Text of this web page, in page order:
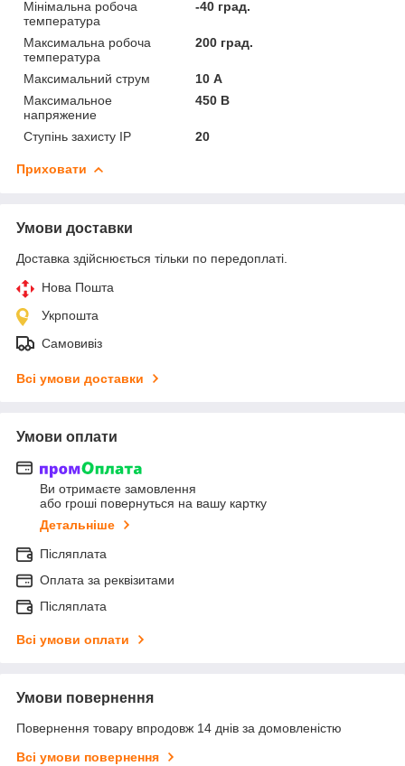
Мінімальна робоча
температура
-40 град.
Максимальна робоча
температура
200 град.
Максимальний струм
10 А
Максимальное
напряжение
450 В
Ступінь захисту IP 20
Приховати
Умови доставки
Доставка здійснюється тільки по передоплаті.
Нова Пошта
Укрпошта
Самовивіз
Всі умови доставки
Умови оплати
Ви отримаєте замовлення
або гроші повернуться на вашу картку
Детальніше
Післяплата
Оплата за реквізитами
Післяплата
Всі умови оплати
Умови повернення
Повернення товару впродовж 14 днів за домовленістю
Всі умови повернення